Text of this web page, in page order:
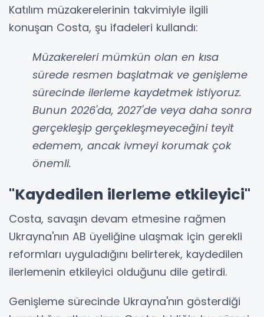
Katılım müzakerelerinin takvimiyle ilgili
konuşan Costa, şu ifadeleri kullandı:
Müzakereleri mümkün olan en kısa
sürede resmen başlatmak ve genişleme
sürecinde ilerleme kaydetmek istiyoruz.
Bunun 2026'da, 2027'de veya daha sonra
gerçekleşip gerçekleşmeyeceğini teyit
edemem, ancak ivmeyi korumak çok
önemli.
"Kaydedilen ilerleme etkileyici"
Costa, savaşın devam etmesine rağmen
Ukrayna'nın AB üyeliğine ulaşmak için gerekli
reformları uyguladığını belirterek, kaydedilen
ilerlemenin etkileyici olduğunu dile getirdi.
Genişleme sürecinde Ukrayna'nın gösterdiği